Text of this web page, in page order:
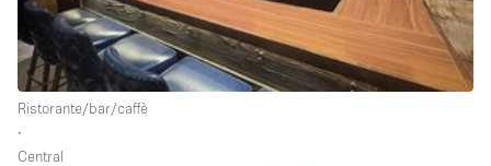
Stand / Bancarella
Stand / Chiosco / Stand
Studio fotografico / riprese
Ristorante/bar/caffè
∙
Central